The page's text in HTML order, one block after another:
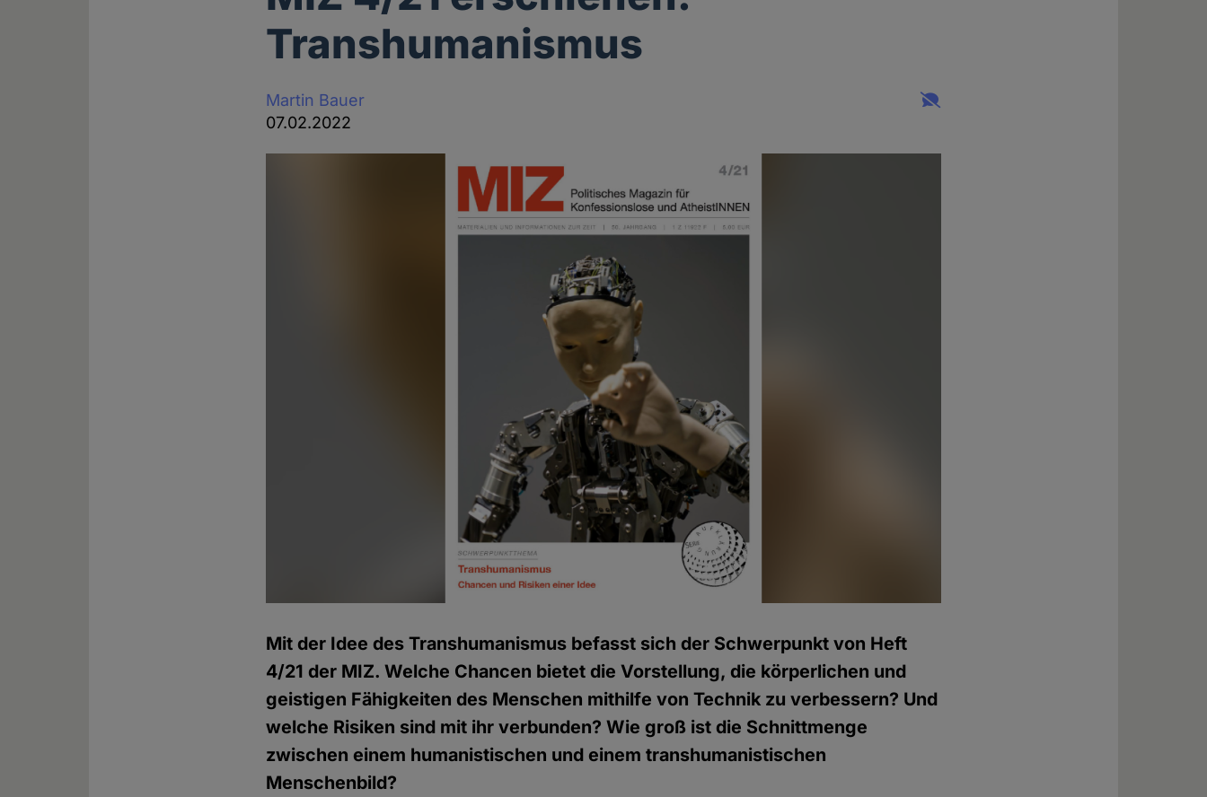
Transhumanismus
Martin Bauer
07.02.2022
Mit der Idee des Transhumanismus befasst sich der Schwerpunkt von Heft
4/21 der MIZ. Welche Chancen bietet die Vorstellung, die körperlichen und
geistigen Fähigkeiten des Menschen mithilfe von Technik zu verbessern? Und
welche Risiken sind mit ihr verbunden? Wie groß ist die Schnittmenge
zwischen einem humanistischen und einem transhumanistischen
Menschenbild?